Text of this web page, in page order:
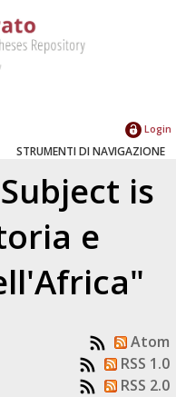
Login
STRUMENTI DI NAVIGAZIONE
is
e
Atom
RSS 1.0
RSS 2.0